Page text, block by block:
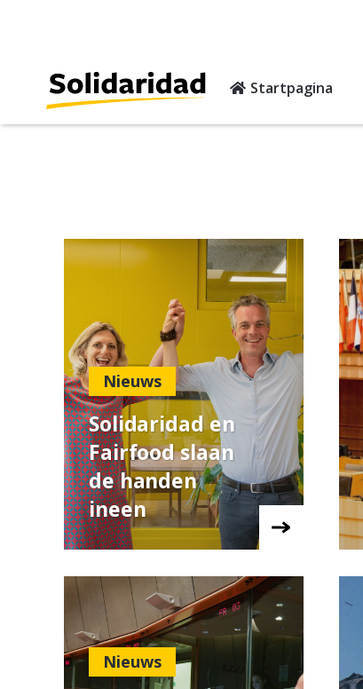
Startpagina
Nieuws
Solidaridad en
Fairfood slaan
de handen
ineen
Nieuws